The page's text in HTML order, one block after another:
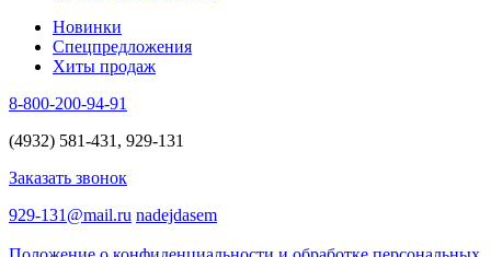
Новинки
Спецпредложения
Хиты продаж
8-800-200-94-91
(4932) 581-431, 929-131
Заказать звонок
929-131@mail.ru nadejdasem